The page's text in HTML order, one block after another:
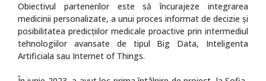
Obiectivul partenerilor este să încurajeze integrarea
medicinii personalizate, a unui proces informat de decizie și
posibilitatea predicțiilor medicale proactive prin intermediul
tehnologiilor avansate de tipul Big Data, Inteligenta
Artificiala sau Internet of Things.